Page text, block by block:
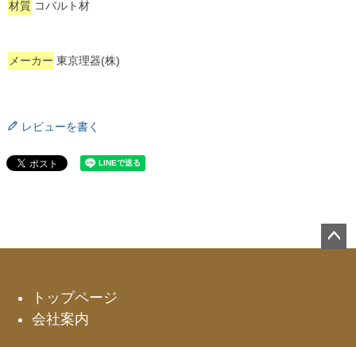
材質 コバルト材
メーカー 東京理器(株)
レビューを書く
トップページ
会社案内